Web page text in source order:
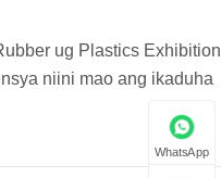
ug Plastics Exhibition
niini mao ang ikaduha
WhatsApp